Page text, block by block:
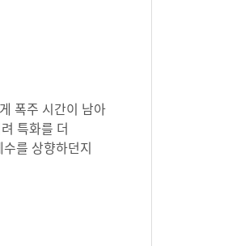
폭주 시간이 남아
특화를 더
를 상향하던지